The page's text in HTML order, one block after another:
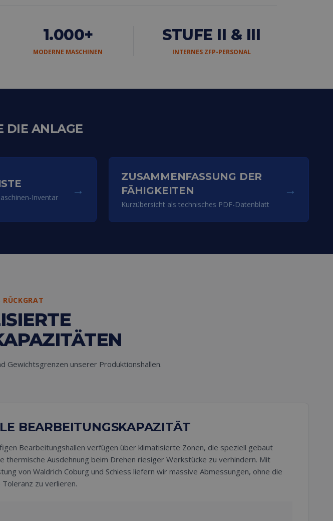
1.000+
MODERNE MASCHINEN
STUFE II & III
INTERNES ZFP-PERSONAL
DIE ANLAGE
Inventar →
ZUSAMMENFASSUNG DER
FÄHIGKEITEN
Kurzübersicht als technisches PDF-Datenblatt
→
RÜCKGRAT
Gewichtsgrenzen unserer Produktionshallen.
BEARBEITUNGSKAPAZITÄT
Bearbeitungshallen verfügen über klimatisierte Zonen, die speziell gebaut
thermische Ausdehnung beim Drehen riesiger Werkstücke zu verhindern. Mit
von Waldrich Coburg und Schiess liefern wir massive Abmessungen, ohne die
Toleranz zu verlieren.